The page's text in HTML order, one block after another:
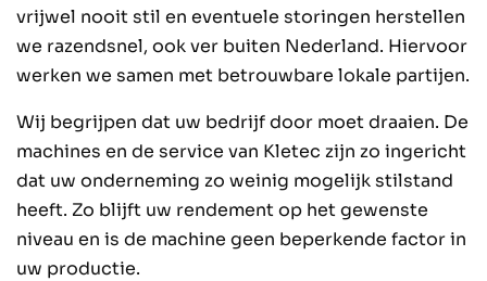
vrijwel nooit stil en eventuele storingen herstellen
we razendsnel, ook ver buiten Nederland. Hiervoor
werken we samen met betrouwbare lokale partijen.
Wij begrijpen dat uw bedrijf door moet draaien. De
machines en de service van Kletec zijn zo ingericht
dat uw onderneming zo weinig mogelijk stilstand
heeft. Zo blijft uw rendement op het gewenste
niveau en is de machine geen beperkende factor in
uw productie.